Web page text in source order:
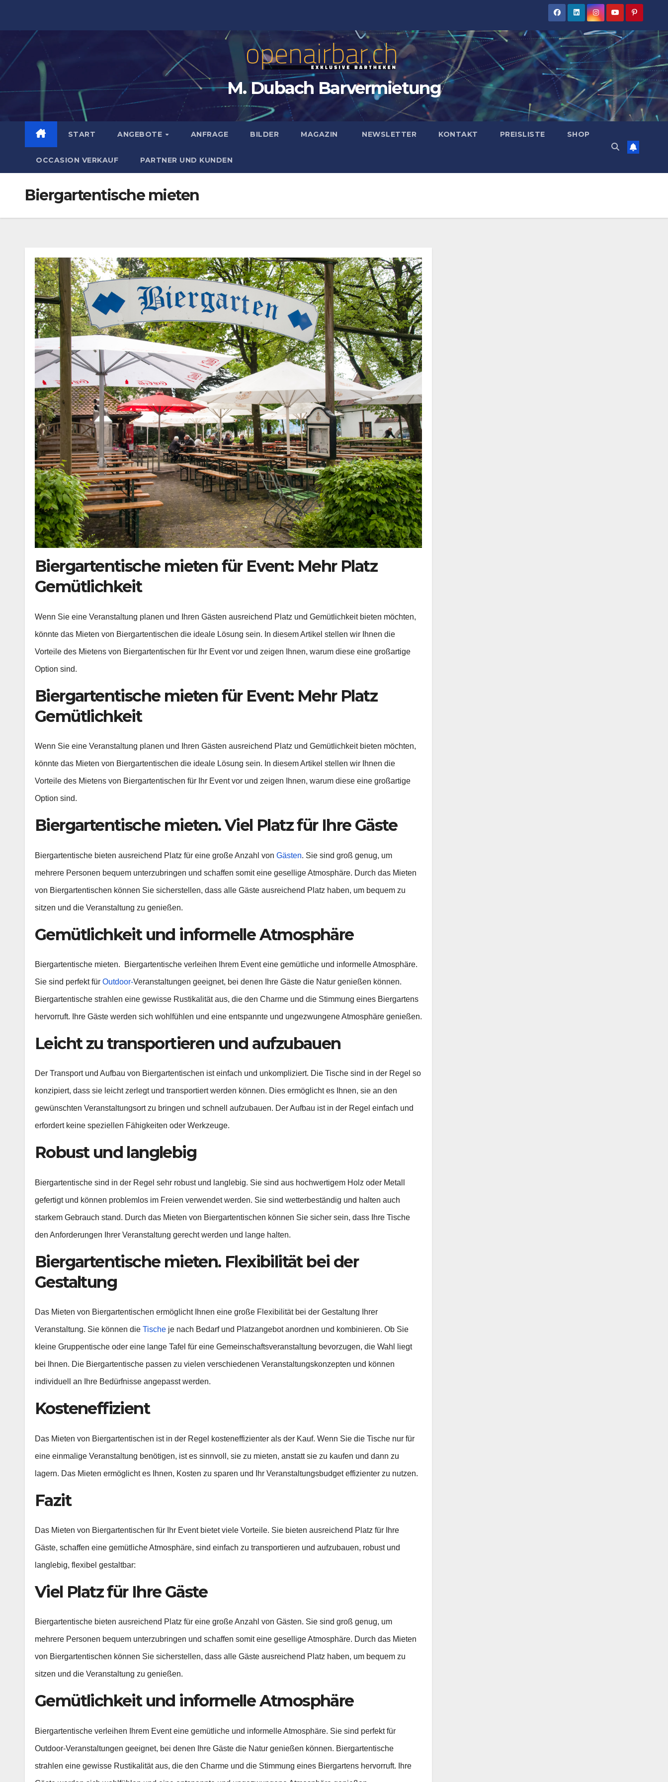
M. Dubach Barvermietung
START ANGEBOTE ANFRAGE BILDER MAGAZIN NEWSLETTER KONTAKT PREISLISTE SHOP
OCCASION VERKAUF PARTNER UND KUNDEN
Biergartentische mieten
Biergartentische mieten für Event: Mehr Platz
Gemütlichkeit
Wenn Sie eine Veranstaltung planen und Ihren Gästen ausreichend Platz und Gemütlichkeit bieten möchten,
könnte das Mieten von Biergartentischen die ideale Lösung sein. In diesem Artikel stellen wir Ihnen die
Vorteile des Mietens von Biergartentischen für Ihr Event vor und zeigen Ihnen, warum diese eine großartige
Option sind.
Biergartentische mieten für Event: Mehr Platz
Gemütlichkeit
Wenn Sie eine Veranstaltung planen und Ihren Gästen ausreichend Platz und Gemütlichkeit bieten möchten,
könnte das Mieten von Biergartentischen die ideale Lösung sein. In diesem Artikel stellen wir Ihnen die
Vorteile des Mietens von Biergartentischen für Ihr Event vor und zeigen Ihnen, warum diese eine großartige
Option sind.
Biergartentische mieten. Viel Platz für Ihre Gäste
Biergartentische bieten ausreichend Platz für eine große Anzahl von Gästen. Sie sind groß genug, um
mehrere Personen bequem unterzubringen und schaffen somit eine gesellige Atmosphäre. Durch das Mieten
von Biergartentischen können Sie sicherstellen, dass alle Gäste ausreichend Platz haben, um bequem zu
sitzen und die Veranstaltung zu genießen.
Gemütlichkeit und informelle Atmosphäre
Biergartentische mieten. Biergartentische verleihen Ihrem Event eine gemütliche und informelle Atmosphäre.
Sie sind perfekt für Outdoor-Veranstaltungen geeignet, bei denen Ihre Gäste die Natur genießen können.
Biergartentische strahlen eine gewisse Rustikalität aus, die den Charme und die Stimmung eines Biergartens
hervorruft. Ihre Gäste werden sich wohlfühlen und eine entspannte und ungezwungene Atmosphäre genießen.
Leicht zu transportieren und aufzubauen
Der Transport und Aufbau von Biergartentischen ist einfach und unkompliziert. Die Tische sind in der Regel so
konzipiert, dass sie leicht zerlegt und transportiert werden können. Dies ermöglicht es Ihnen, sie an den
gewünschten Veranstaltungsort zu bringen und schnell aufzubauen. Der Aufbau ist in der Regel einfach und
erfordert keine speziellen Fähigkeiten oder Werkzeuge.
Robust und langlebig
Biergartentische sind in der Regel sehr robust und langlebig. Sie sind aus hochwertigem Holz oder Metall
gefertigt und können problemlos im Freien verwendet werden. Sie sind wetterbeständig und halten auch
starkem Gebrauch stand. Durch das Mieten von Biergartentischen können Sie sicher sein, dass Ihre Tische
den Anforderungen Ihrer Veranstaltung gerecht werden und lange halten.
Biergartentische mieten. Flexibilität bei der
Gestaltung
Das Mieten von Biergartentischen ermöglicht Ihnen eine große Flexibilität bei der Gestaltung Ihrer
Veranstaltung. Sie können die Tische je nach Bedarf und Platzangebot anordnen und kombinieren. Ob Sie
kleine Gruppentische oder eine lange Tafel für eine Gemeinschaftsveranstaltung bevorzugen, die Wahl liegt
bei Ihnen. Die Biergartentische passen zu vielen verschiedenen Veranstaltungskonzepten und können
individuell an Ihre Bedürfnisse angepasst werden.
Kosteneffizient
Das Mieten von Biergartentischen ist in der Regel kosteneffizienter als der Kauf. Wenn Sie die Tische nur für
eine einmalige Veranstaltung benötigen, ist es sinnvoll, sie zu mieten, anstatt sie zu kaufen und dann zu
lagern. Das Mieten ermöglicht es Ihnen, Kosten zu sparen und Ihr Veranstaltungsbudget effizienter zu nutzen.
Fazit
Das Mieten von Biergartentischen für Ihr Event bietet viele Vorteile. Sie bieten ausreichend Platz für Ihre
Gäste, schaffen eine gemütliche Atmosphäre, sind einfach zu transportieren und aufzubauen, robust und
langlebig, flexibel gestaltbar:
Viel Platz für Ihre Gäste
Biergartentische bieten ausreichend Platz für eine große Anzahl von Gästen. Sie sind groß genug, um
mehrere Personen bequem unterzubringen und schaffen somit eine gesellige Atmosphäre. Durch das Mieten
von Biergartentischen können Sie sicherstellen, dass alle Gäste ausreichend Platz haben, um bequem zu
sitzen und die Veranstaltung zu genießen.
Gemütlichkeit und informelle Atmosphäre
Biergartentische verleihen Ihrem Event eine gemütliche und informelle Atmosphäre. Sie sind perfekt für
Outdoor-Veranstaltungen geeignet, bei denen Ihre Gäste die Natur genießen können. Biergartentische
strahlen eine gewisse Rustikalität aus, die den Charme und die Stimmung eines Biergartens hervorruft. Ihre